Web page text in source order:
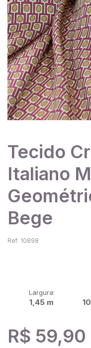
Tecido
Italiano
Bege
Ref: 10898
Largura:
1,45 m
R$ 59,90